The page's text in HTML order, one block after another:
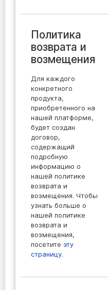
Политика
возврата и
возмещения
Для каждого
конкретного
продукта,
приобретенного на
нашей платформе,
будет создан
договор,
содержащий
подробную
информацию о
нашей политике
возврата и
возмещения. Чтобы
узнать больше о
нашей политике
возврата и
возмещения,
посетите эту
страницу.